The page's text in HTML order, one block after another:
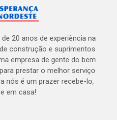
20 anos de experiência na
construção e suprimentos
empresa de gente do bem
prestar o melhor serviço
nós é um prazer recebe-lo,
em casa!